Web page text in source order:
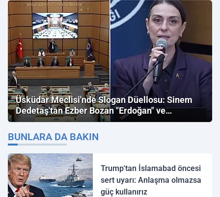
Üsküdar Meclisi'nde Slogan Düellosu: Sinem
Dedetaş'tan Ezber Bozan "Erdoğan" ve
"İmamoğlu" Çıkışı!
BUNLARA DA BAKIN
Trump'tan İslamabad öncesi
sert uyarı: Anlaşma olmazsa
güç kullanırız